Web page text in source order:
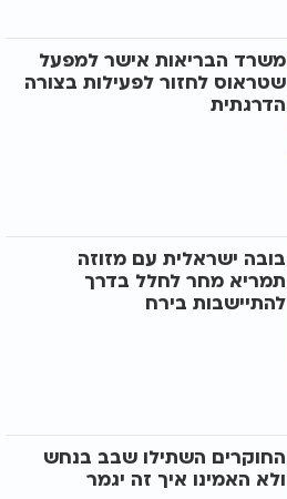
משרד הבריאות אישר למפעל
שטראוס לחזור לפעילות בצורה
הדרגתית
בובה ישראלית עם מזוזה
תמריא מחר לחלל בדרך
להתיישבות בירח
החוקרים השתילו שבב בנחש
ולא האמינו איך זה יגמר